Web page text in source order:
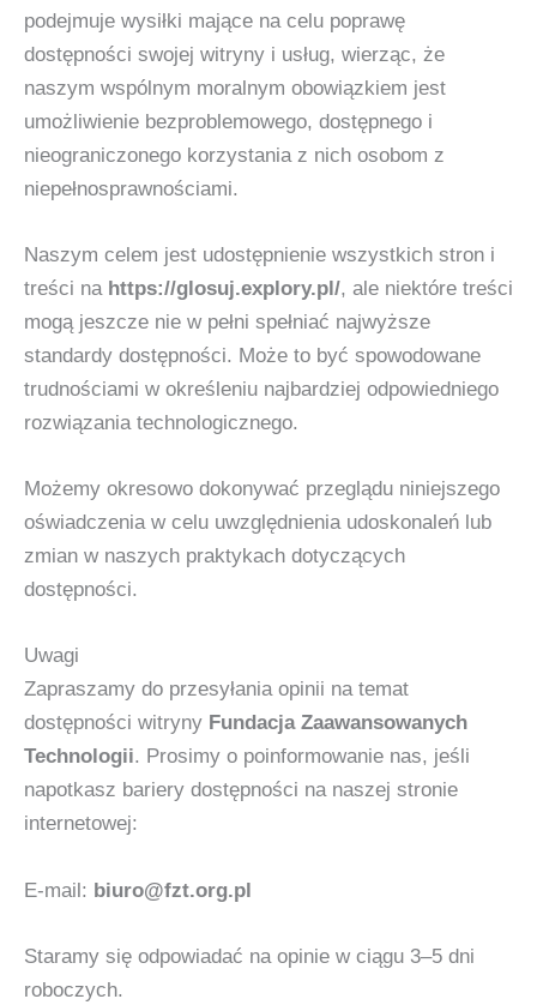
podejmuje wysiłki mające na celu poprawę
dostępności swojej witryny i usług, wierząc, że
naszym wspólnym moralnym obowiązkiem jest
umożliwienie bezproblemowego, dostępnego i
nieograniczonego korzystania z nich osobom z
niepełnosprawnościami.
Naszym celem jest udostępnienie wszystkich stron i
treści na https://glosuj.explory.pl/, ale niektóre treści
mogą jeszcze nie w pełni spełniać najwyższe
standardy dostępności. Może to być spowodowane
trudnościami w określeniu najbardziej odpowiedniego
rozwiązania technologicznego.
Możemy okresowo dokonywać przeglądu niniejszego
oświadczenia w celu uwzględnienia udoskonaleń lub
zmian w naszych praktykach dotyczących
dostępności.
Uwagi
Zapraszamy do przesyłania opinii na temat
dostępności witryny Fundacja Zaawansowanych
Technologii. Prosimy o poinformowanie nas, jeśli
napotkasz bariery dostępności na naszej stronie
internetowej:
E-mail: biuro@fzt.org.pl
Staramy się odpowiadać na opinie w ciągu 3–5 dni
roboczych.